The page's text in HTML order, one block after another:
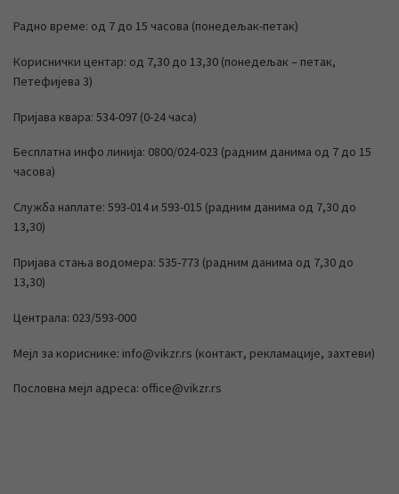
Радно време: од 7 до 15 часова (понедељак-петак)
Кориснички центар: од 7,30 до 13,30 (понедељак – петак,
Петефијева 3)
Пријава квара: 534-097 (0-24 часа)
Бесплатна инфо линија: 0800/024-023 (радним данима од 7 до 15
часова)
Служба наплате: 593-014 и 593-015 (радним данима од 7,30 до
13,30)
Пријава стања водомера: 535-773 (радним данима од 7,30 до
13,30)
Централа: 023/593-000
Мејл за кориснике: info@vikzr.rs (контакт, рекламације, захтеви)
Пословна мејл адреса: office@vikzr.rs